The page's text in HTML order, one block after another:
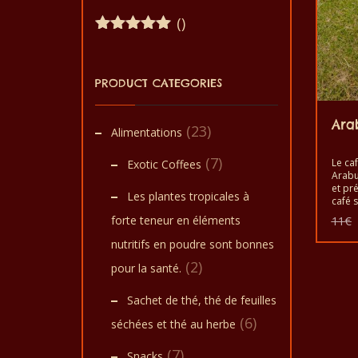
Le
et
café
du
et la
11€
()
PRODUCT CATEGORIES
Alimentations (23)
Exotic Coffees (7)
Les plantes tropicales à
forte teneur en éléments
nutritifs en poudre sont bonnes
pour la santé. (2)
Sachet de thé, thé de feuilles
séchées et thé au herbe (6)